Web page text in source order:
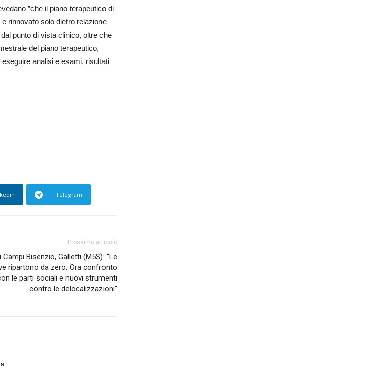
”che il piano terapeutico di
rinnovato solo dietro relazione
punto di vista clinico, oltre che
del piano terapeutico,
analisi e esami, risultati
Telegram
Prossimo articolo
Campi Bisenzio, Galletti (M5S): “Le
ripartono da zero. Ora confronto
le parti sociali e nuovi strumenti
contro le delocalizzazioni”